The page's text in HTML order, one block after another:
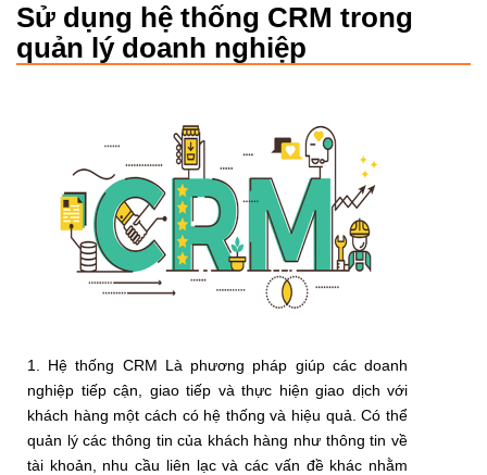
Sử dụng hệ thống CRM trong
quản lý doanh nghiệp
1. Hệ thống CRM Là phương pháp giúp các doanh
nghiệp tiếp cận, giao tiếp và thực hiện giao dịch với
khách hàng một cách có hệ thống và hiệu quả. Có thể
quản lý các thông tin của khách hàng như thông tin về
tài khoản, nhu cầu liên lạc và các vấn đề khác nhằm